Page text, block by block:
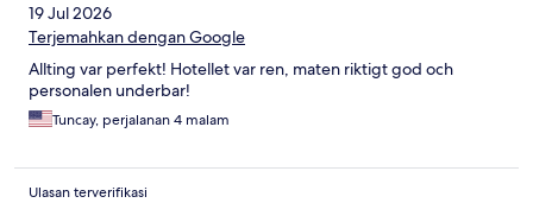
19 Jul 2026
Terjemahkan dengan Google
Allting var perfekt! Hotellet var ren, maten riktigt god och
personalen underbar!
Tuncay, perjalanan 4 malam
Ulasan terverifikasi